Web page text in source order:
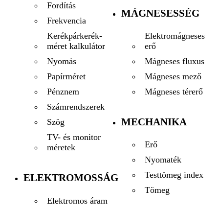
Fordítás
Frekvencia
Kerékpárkerék-
méret kalkulátor
Nyomás
Papírméret
Pénznem
Számrendszerek
Szög
TV- és monitor
méretek
ELEKTROMOSSÁG
Elektromos áram
MÁGNESESSÉG
Elektromágneses
erő
Mágneses fluxus
Mágneses mező
Mágneses térerő
MECHANIKA
Erő
Nyomaték
Testtömeg index
Tömeg